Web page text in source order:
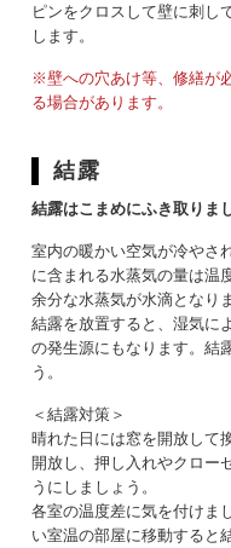
ピンをクロスして壁に刺し
します。
※壁への穴あけ等、修繕が
る場合があります。
結露
結露はこまめにふき取りま
室内の暖かい空気が冷やさ
に含まれる水蒸気の量は温
余分な水蒸気が水滴となり
結露を放置すると、湿気に
の発生源にもなります。結
う。
＜結露対策＞
晴れた日には窓を開放して
開放し、押し入れやクロー
うにしましょう。
各室の温度差に気を付けま
い室温の部屋に移動すると